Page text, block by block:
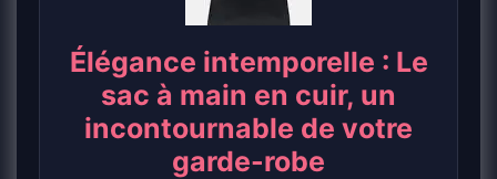
Élégance intemporelle : Le
sac à main en cuir, un
incontournable de votre
garde-robe